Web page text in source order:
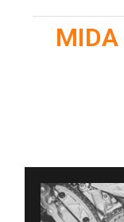
MIDA